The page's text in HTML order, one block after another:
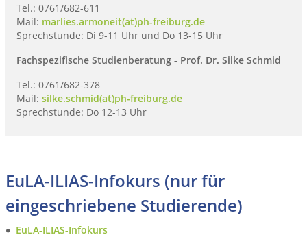
Tel.: 0761/682-611
Mail: marlies.armoneit(at)ph-freiburg.de
Sprechstunde: Di 9-11 Uhr und Do 13-15 Uhr
Fachspezifische Studienberatung - Prof. Dr. Silke Schmid
Tel.: 0761/682-378
Mail: silke.schmid(at)ph-freiburg.de
Sprechstunde: Do 12-13 Uhr
EuLA-ILIAS-Infokurs (nur für
eingeschriebene Studierende)
EuLA-ILIAS-Infokurs